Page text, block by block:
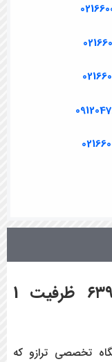
معرفی ترازوی MH مدل ۶۳۹ ظرفیت 1
تخصصی ترازو که